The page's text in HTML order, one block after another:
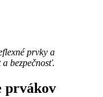
prvky a
bezpečnosť.
prvákov